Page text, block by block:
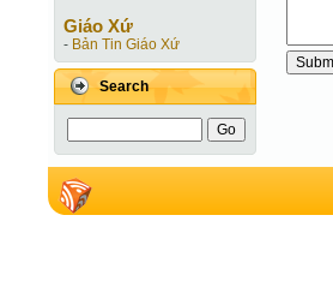
Giáo Xứ
- Bản Tin Giáo Xứ
Search